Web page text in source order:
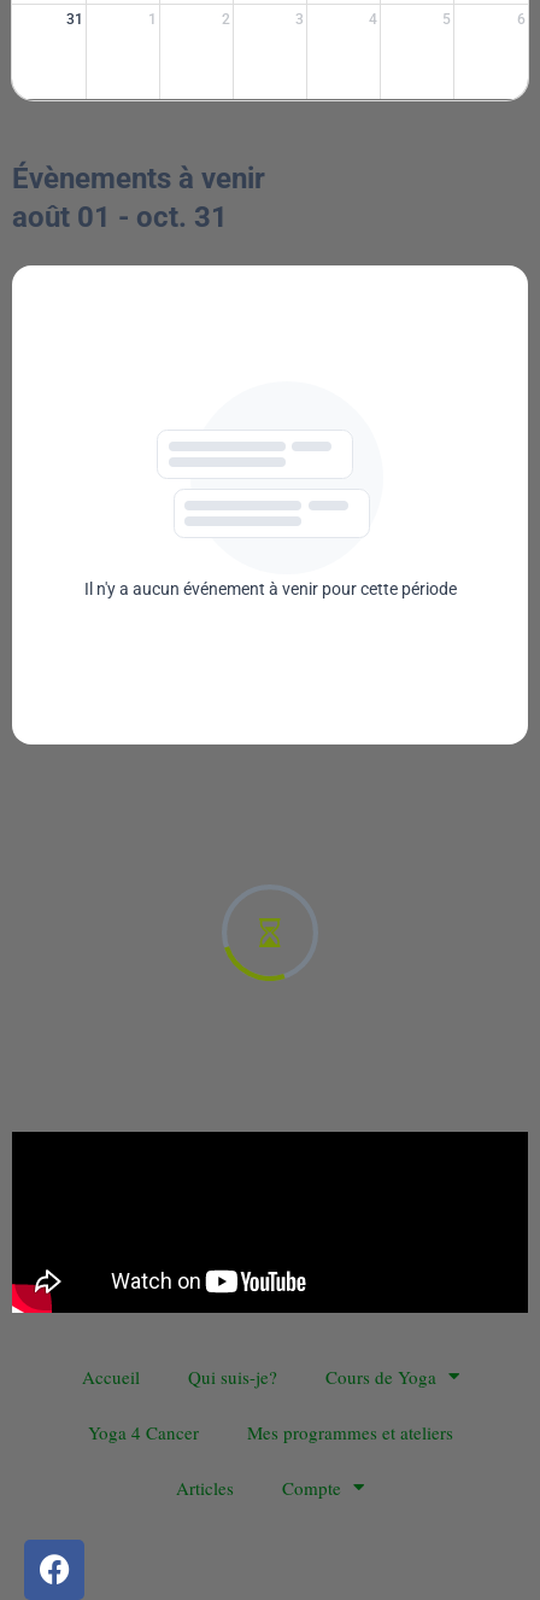
31 1 2 3 4 5 6
Évènements à venir
août 01 - oct. 31
Il n'y a aucun événement à venir pour cette période
Accueil Qui suis-je? Cours de Yoga
Yoga 4 Cancer Mes programmes et ateliers
Articles Compte